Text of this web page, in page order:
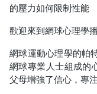
的壓力如何限制性能
歡迎來到網球心理學
網球運動心理學的帕
網球專業人士組成的
父母增強了信心，專